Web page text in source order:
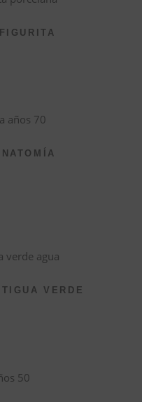
VERDE